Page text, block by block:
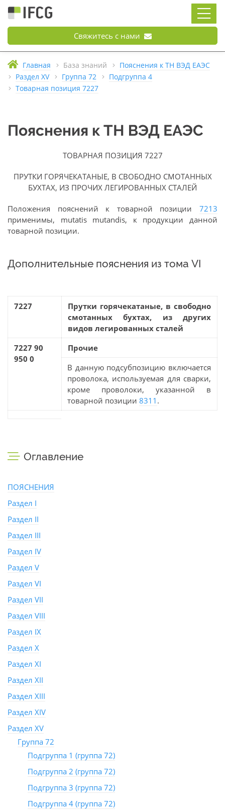
Свяжитесь с нами
Главная База знаний
Пояснения к ТН ВЭД ЕАЭС
Раздел XV
Группа 72
Подгруппа 4
Товарная позиция 7227
Пояснения к ТН ВЭД ЕАЭС
ТОВАРНАЯ ПОЗИЦИЯ 7227
ПРУТКИ ГОРЯЧЕКАТАНЫЕ, В СВОБОДНО СМОТАННЫХ
БУХТАХ, ИЗ ПРОЧИХ ЛЕГИРОВАННЫХ СТАЛЕЙ
Положения пояснений к товарной позиции 7213
применимы, mutatis mutandis, к продукции данной
товарной позиции.
Дополнительные пояснения из тома VI
7227
Прутки горячекатаные, в свободно
смотанных бухтах, из других
видов легированных сталей
7227 90
950 0
Прочие
В данную подсубпозицию включается
проволока, используемая для сварки,
кроме проволоки, указанной в
товарной позиции 8311 .
Оглавление
ПОЯСНЕНИЯ
Раздел I
Раздел II
Раздел III
Раздел IV
Раздел V
Раздел VI
Раздел VII
Раздел VIII
Раздел IX
Раздел X
Раздел XI
Раздел XII
Раздел XIII
Раздел XIV
Раздел XV
Группа 72
Подгруппа 1 (группа 72)
Подгруппа 2 (группа 72)
Подгруппа 3 (группа 72)
Подгруппа 4 (группа 72)